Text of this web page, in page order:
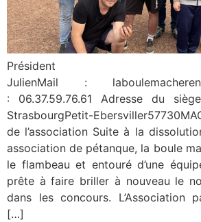
Président
JulienMail :
: 06.37.59.76.61 Adresse du
StrasbourgPetit-
de l’association Suite à la
association de pétanque, la boule
le flambeau et entouré d’une
prête à faire briller à nouveau le
dans les concours. L’Association
[…]